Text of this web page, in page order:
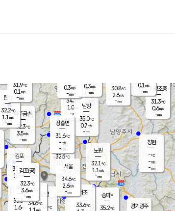
양주
34.3℃
1.0
-mm
과천
경기광주
파주금촌
32.3℃
3.5m/s
-mm
가평조종
31.3℃
0.6m/s
-mm
30.8℃
2.6m/s
-mm
창현
-℃
-m/s
-mm
탄현
32.2℃
1.1 m/s
-mm
0.1 m/s
-mm
김포
33.0℃
1.3 m/s
mm
광명
34.4 ℃
부천
33.3℃
1.6m/s
구로
34.6℃
m/s
은평
32.5℃
0.3 m/s
- mm
노원
32.1℃
1.1 m/s
-mm
송파*
35.2℃
서초
33.6℃
남방
35.0℃
0.7m/s
-mm
장흥면
31.6℃
-m/s
-mm
0.3m/s
-mm
김포(공)
32.3℃
3.6m/s
-mm
서울
34.6℃
2.6m/s
-mm
31.9℃
0.1 m/s
-mm
0.3m/s
-mm